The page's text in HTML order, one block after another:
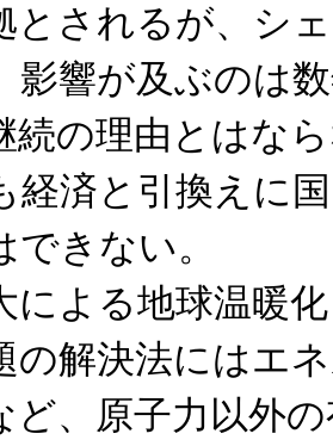
とされるが、シ
影響が及ぶのは
続の理由とはな
済と引換えに
きない。
による地球温暖
解決法にはエ
ど、原子力以外